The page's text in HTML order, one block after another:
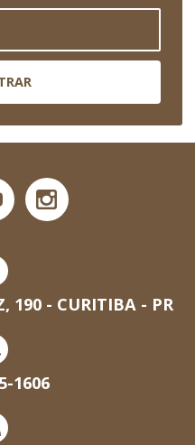
190 - CURITIBA - PR
1606